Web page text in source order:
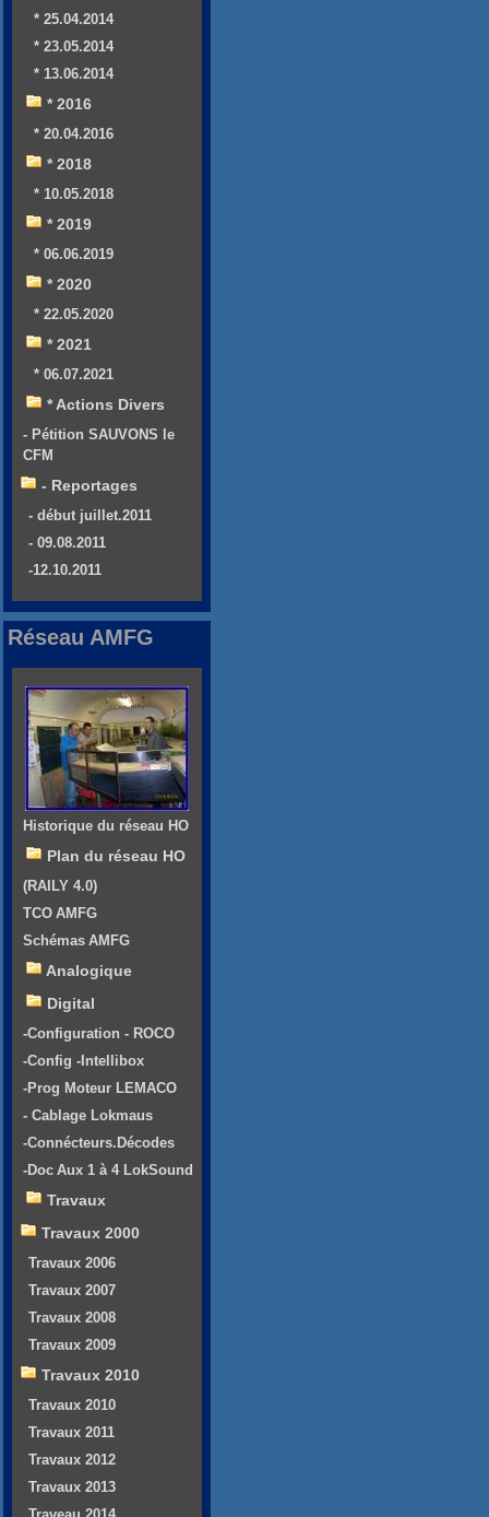
* 25.04.2014
* 23.05.2014
* 13.06.2014
* 2016
* 20.04.2016
* 2018
* 10.05.2018
* 2019
* 06.06.2019
* 2020
* 22.05.2020
* 2021
* 06.07.2021
* Actions Divers
- Pétition SAUVONS le
CFM
- Reportages
- début juillet.2011
- 09.08.2011
-12.10.2011
Réseau AMFG
Historique du réseau HO
Plan du réseau HO
(RAILY 4.0)
TCO AMFG
Schémas AMFG
Analogique
Digital
-Configuration - ROCO
-Config -Intellibox
-Prog Moteur LEMACO
- Cablage Lokmaus
-Connécteurs.Décodes
-Doc Aux 1 à 4 LokSound
Travaux
Travaux 2000
Travaux 2006
Travaux 2007
Travaux 2008
Travaux 2009
Travaux 2010
Travaux 2010
Travaux 2011
Travaux 2012
Travaux 2013